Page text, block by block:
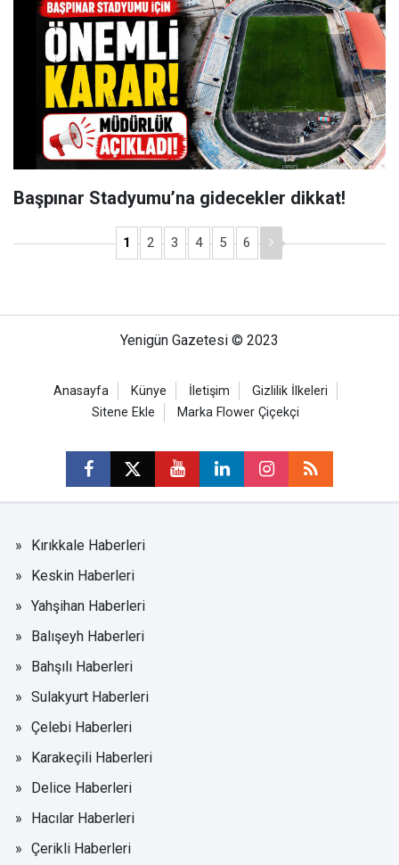
Başpınar Stadyumu’na gidecekler dikkat!
1 2 3 4 5 6
Yenigün Gazetesi © 2023
Anasayfa Künye İletişim
Gizlilik İlkeleri
Sitene Ekle
Marka Flower Çiçekçi
Kırıkkale Haberleri
Keskin Haberleri
Yahşihan Haberleri
Balışeyh Haberleri
Bahşılı Haberleri
Sulakyurt Haberleri
Çelebi Haberleri
Karakeçili Haberleri
Delice Haberleri
Hacılar Haberleri
Çerikli Haberleri